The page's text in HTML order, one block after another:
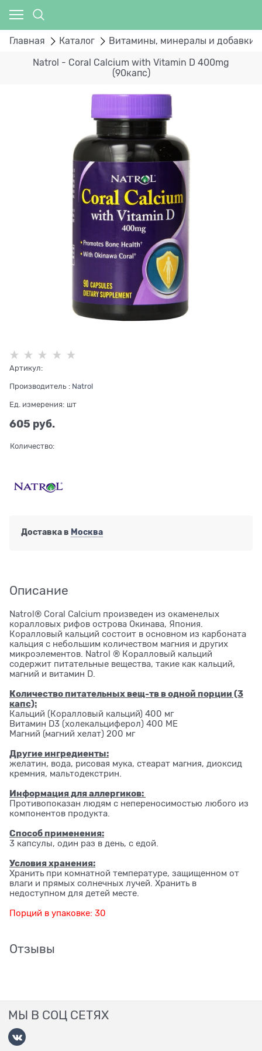
Главная Каталог Витамины, минералы и добавки
Natrol - Coral Calcium with Vitamin D 400mg
(90капс)
Артикул:
Производитель : Natrol
Ед. измерения: шт
605 руб.
Количество:
Доставка в Москва
Описание
Natrol® Coral Calcium произведен из окаменелых
коралловых рифов острова Окинава, Япония.
Коралловый кальций состоит в основном из карбоната
кальция с небольшим количеством магния и других
микроэлементов. Natrol ® Коралловый кальций
содержит питательные вещества, такие как кальций,
магний и витамин D.
Количество питательных вещ-тв в одной порции (3
капс):
Кальций (Коралловый кальций) 400 мг
Витамин D3 (холекальциферол) 400 МЕ
Магний (магний хелат) 200 мг
Другие ингредиенты:
желатин, вода, рисовая мука, стеарат магния, диоксид
кремния, мальтодекстрин.
Информация для аллергиков:
Противопоказан людям с непереносимостью любого из
компонентов продукта.
Способ применения:
3 капсулы, один раз в день, с едой.
Условия хранения:
Хранить при комнатной температуре, защищенном от
влаги и прямых солнечных лучей. Хранить в
недоступном для детей месте.
Порций в упаковке: 30
Отзывы
МЫ В СОЦ СЕТЯХ